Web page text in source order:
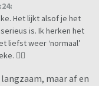
Het lijkt alsof je het
is. Ik herken het
liefst weer ‘normaal’
🧚‍♀️
maar af en